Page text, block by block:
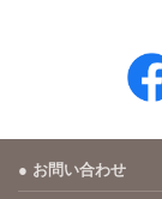
お問い合わせ